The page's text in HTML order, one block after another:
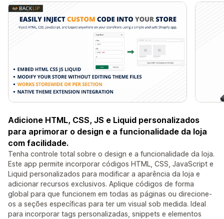
Adicione HTML, CSS, JS e Liquid personalizados
para aprimorar o design e a funcionalidade da loja
com facilidade.
Tenha controle total sobre o design e a funcionalidade da loja.
Este app permite incorporar códigos HTML, CSS, JavaScript e
Liquid personalizados para modificar a aparência da loja e
adicionar recursos exclusivos. Aplique códigos de forma
global para que funcionem em todas as páginas ou direcione-
os a seções específicas para ter um visual sob medida. Ideal
para incorporar tags personalizadas, snippets e elementos